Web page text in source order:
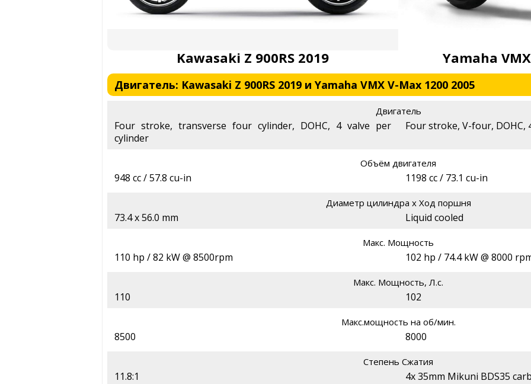
Kawasaki Z 900RS 2019 Yamaha
Двигатель: Kawasaki Z 900RS 2019 и Yamaha VMX V-Max 1200 2005
Двигатель
Four stroke, transverse four cylinder, DOHC, 4 valve per
cylinder
Four stroke, V-four, DOHC,
Объём двигателя
948 cc / 57.8 cu-in 1198 cc / 73.1 cu-in
Диаметр цилиндра х Ход поршня
73.4 x 56.0 mm Liquid cooled
Макс. Мощность
110 hp / 82 kW @ 8500rpm 102 hp / 74.4 kW @ 8000
Макс. Мощность, Л.с.
110 102
Макс.мощность на об/мин.
8500 8000
Степень Сжатия
11.8:1 4x 35mm Mikuni BDS35